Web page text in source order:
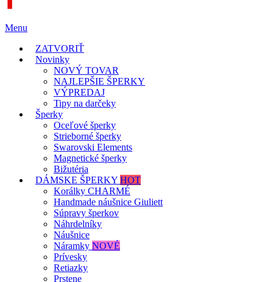
Menu
ZATVORIŤ
Novinky
NOVÝ TOVAR
NAJLEPŠIE ŠPERKY
VÝPREDAJ
Tipy na darčeky
Šperky
Oceľové šperky
Strieborné šperky
Swarovski Elements
Magnetické šperky
Bižutéria
DÁMSKE ŠPERKY HOT
Korálky CHARMÉ
Handmade náušnice Giuliett
Súpravy šperkov
Náhrdelníky
Náušnice
Náramky NOVÉ
Prívesky
Retiazky
Prstene